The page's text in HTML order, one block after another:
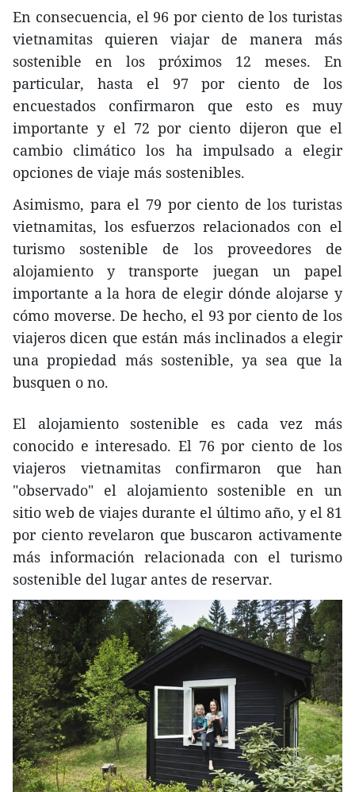
En consecuencia, el 96 por ciento de los turistas
vietnamitas quieren viajar de manera más
sostenible en los próximos 12 meses. En
particular, hasta el 97 por ciento de los
encuestados confirmaron que esto es muy
importante y el 72 por ciento dijeron que el
cambio climático los ha impulsado a elegir
opciones de viaje más sostenibles.
Asimismo, para el 79 por ciento de los turistas
vietnamitas, los esfuerzos relacionados con el
turismo sostenible de los proveedores de
alojamiento y transporte juegan un papel
importante a la hora de elegir dónde alojarse y
cómo moverse. De hecho, el 93 por ciento de los
viajeros dicen que están más inclinados a elegir
una propiedad más sostenible, ya sea que la
busquen o no.
El alojamiento sostenible es cada vez más
conocido e interesado. El 76 por ciento de los
viajeros vietnamitas confirmaron que han
"observado" el alojamiento sostenible en un
sitio web de viajes durante el último año, y el 81
por ciento revelaron que buscaron activamente
más información relacionada con el turismo
sostenible del lugar antes de reservar.